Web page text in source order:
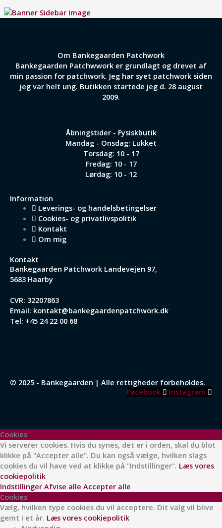
Om Bankegaarden Patchwork
Bankegaarden Patchwwork er grundlagt og drevet af
min passion for patchwork. Jeg har syet patchwork siden
jeg var helt ung. Butikken startede jeg d. 28 august
2009.
Åbningstider - Fysiskbutik
Mandag - Onsdag: Lukket
Torsdag: 10 - 17
Fredag: 10 - 17
Lørdag: 10 - 12
Information
Leverings- og handelsbetingelser
Cookies- og privatlivspolitik
Kontakt
Om mig
Kontakt
Bankegaarden Patchwork Landevejen 97,
5683 Haarby
CVR: 32207863
Email: kontakt@bankegaardenpatchwork.dk
Tel: +45 24 22 00 68
© 2025 - Bankegaarden | Alle rettigheder forbeholdes.
Facebook
Instagram
Cookies
Vi serverer cookies. Hvis du synes, det er i orden, skal du blot
klikke på "Accepter alle". Du kan også vælge, hvilken slags
cookies du vil have ved at klikke på "Indstillinger". Læs vores
cookiepolitik
Indstillinger Afvise alle Accepter alle
Cookies
Vælg, hvilken type cookies du vil acceptere. Dit valg vil blive
gemt i et år. Læs vores cookiepolitik